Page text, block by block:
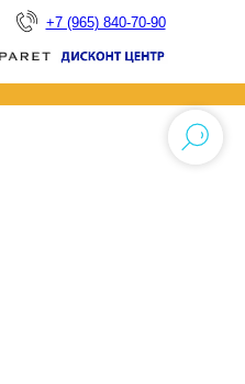
+7 (965) 840-70-90